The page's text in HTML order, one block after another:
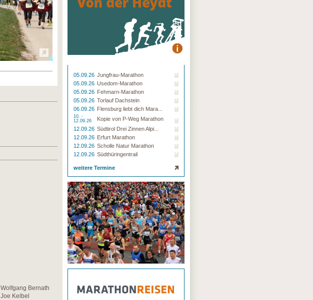
Wolfgang Bernath
Joe Kelbel
05.09.26 Jungfrau-Marathon
05.09.26 Usedom-Marathon
05.09.26 Fehmarn-Marathon
05.09.26 Torlauf Dachstein
06.09.26 Flensburg liebt dich Mara...
10. -
12.09.26
Kopie von P-Weg Marathon
12.09.26 Südtirol Drei Zinnen Alpi...
12.09.26 Erfurt Marathon
12.09.26 Scholle Natur Marathon
12.09.26 Südthüringentrail
weitere Termine